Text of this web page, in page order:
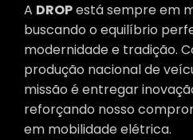
A DROPestá sempre em
buscando o equilíbrio
modernidade e tradição.
produção nacional de
missão é entregar
reforçando nosso
em mobilidade elétrica.